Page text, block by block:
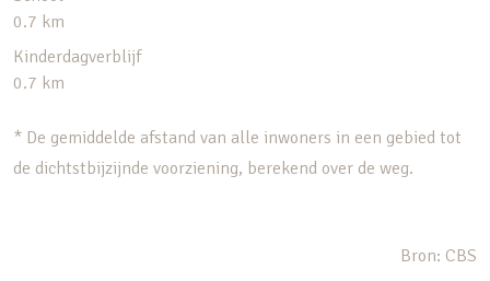
0.7 km
Kinderdagverblijf
0.7 km
* De gemiddelde afstand van alle inwoners in een gebied tot
de dichtstbijzijnde voorziening, berekend over de weg.
Bron: CBS